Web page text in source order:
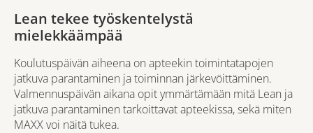
Lean tekee työskentelystä
mielekkäämpää
Koulutuspäivän aiheena on apteekin toimintatapojen
jatkuva parantaminen ja toiminnan järkevöittäminen.
Valmennuspäivän aikana opit ymmärtämään mitä Lean ja
jatkuva parantaminen tarkoittavat apteekissa, sekä miten
MAXX voi näitä tukea.